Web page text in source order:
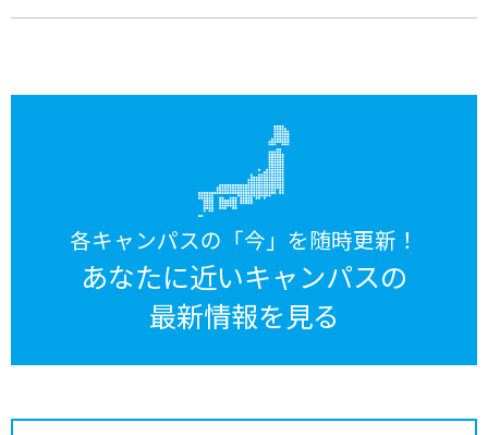
各キャンパスの「今」を随時更新！
あなたに近いキャンパスの
最新情報を見る